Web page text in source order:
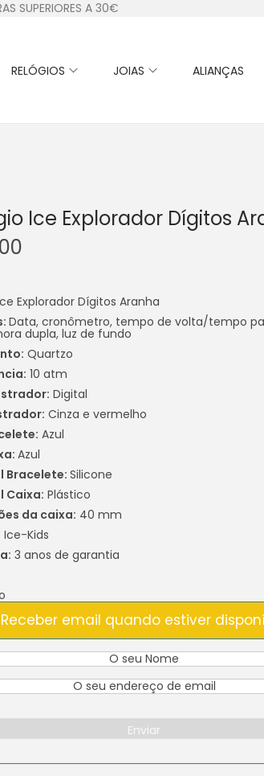
SUPERIORES A 30€
RELÓGIOS JOIAS ALIANÇAS
Ice Explorador Dígitos
Explorador Dígitos Aranha
Data, cronômetro, tempo de volta/tempo
dupla, luz de fundo
Quartzo
10 atm
Digital
Cinza e vermelho
Azul
Azul
Bracelete:Silicone
Caixa: Plástico
da caixa: 40 mm
Ice-Kids
3 anos de garantia
Receber email quando estiver
Enviar